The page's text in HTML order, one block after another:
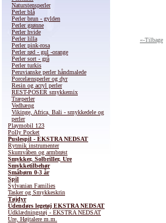
Naturstensperler
Perler blå
Perler brun - gylden
Perler grønne
Perler hvide
Perler lilla
Perler pink-rosa
Perler rød - gul -orange
Perler sort - grå
Perler turkis
Peruvianske perler håndmalede
Porcelænsperler og dyr
Resin og acryl perler
REST-POSER smykkemix
Træperler
Vedhæng
Vikinge, Africa, Bali - smykkedele og
perler
Playmobil 123
Polly Pocket
Puslespil - EKSTRA NEDSAT
Rytmik instrumenter
Skumvåben og armbrøst
Smykker, Solbriller, Ure
Smykketilbehør
Småbørn 0-3 år
Spil
Sylvanian Families
Tasker og Smykkeskrin
Tøjdyr
Udendørs legetøj EKSTRA NEDSAT
Udklædningstøj - EKSTRA NEDSAT
Ure, Højtalere m.m.
«-Tilbage